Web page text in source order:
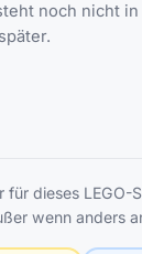
noch nicht
für dieses LEGO-
wenn anders